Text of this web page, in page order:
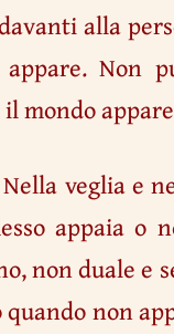
alla
Non
mondo
veglia e
appaia o
non duale e
non